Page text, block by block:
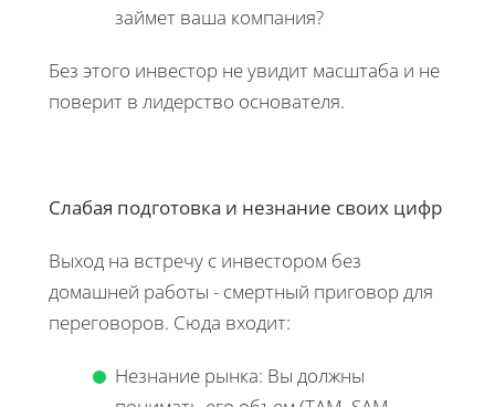
займет ваша компания?
Без этого инвестор не увидит масштаба и не
поверит в лидерство основателя.
Слабая подготовка и незнание своих цифр
Выход на встречу с инвестором без
домашней работы - смертный приговор для
переговоров. Сюда входит:
Незнание рынка: Вы должны